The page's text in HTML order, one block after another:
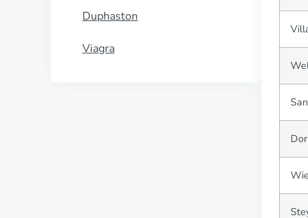
Duphaston
Viagra